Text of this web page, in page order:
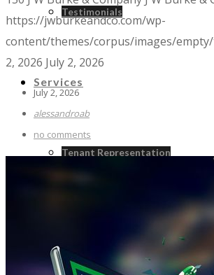
Testimonials
Services
Tenant Representation
https://jwburkeandco.com/wp-
content/themes/corpus/images/
2, 2026 July 2, 2026
July 2, 2026
alessandroab
no comments